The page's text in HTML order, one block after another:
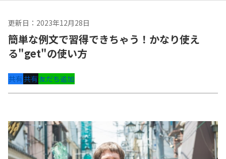
更新日：2023年12月28日
簡単な例文で習得できちゃう！かなり使え
る"get"の使い方
共有共有友だち追加